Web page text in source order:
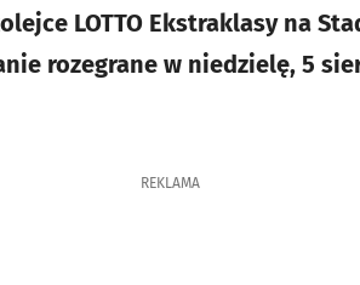
LOTTO Ekstraklasy na
rozegrane w niedzielę, 5
REKLAMA